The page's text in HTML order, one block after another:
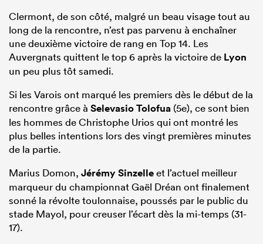
Clermont, de son côté, malgré un beau visage tout au
long de la rencontre, n’est pas parvenu à enchaîner
une deuxième victoire de rang en Top 14. Les
Auvergnats quittent le top 6 après la victoire de Lyon
un peu plus tôt samedi.
Si les Varois ont marqué les premiers dès le début de la
rencontre grâce à Selevasio Tolofua (5e), ce sont bien
les hommes de Christophe Urios qui ont montré les
plus belles intentions lors des vingt premières minutes
de la partie.
Marius Domon, Jérémy Sinzelleet l’actuel meilleur
marqueur du championnat Gaël Dréan ont finalement
sonné la révolte toulonnaise, poussés par le public du
stade Mayol, pour creuser l’écart dès la mi-temps (31-
17).